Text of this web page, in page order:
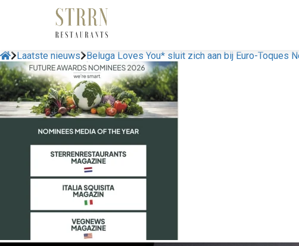
Laatste nieuws Beluga Loves You* sluit zich aan bij Euro-Toques